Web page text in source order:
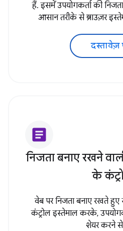
हैं. इसमें उपयोगकर्ता की
आसान तरीके से ब्राउज़र
दस्तावेज़
article
निजता बनाए रखने
के
वेब पर निजता बनाए रखते
कंट्रोल इस्तेमाल करके,
शेयर करने से